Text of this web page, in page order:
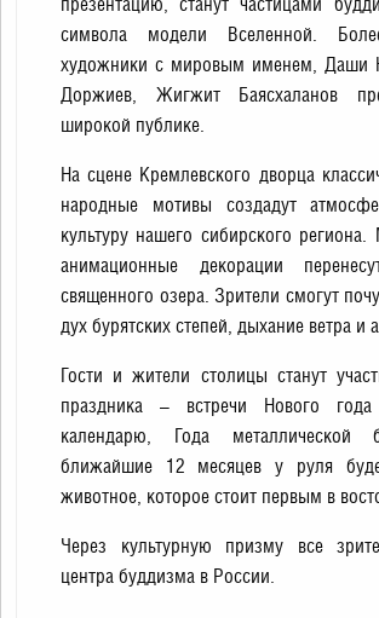
символа модели Вселенной.
художники с мировым именем, Даши
Доржиев, Жигжит Баясхаланов
широкой публике.
На сцене Кремлевского дворца
народные мотивы создадут
культуру нашего сибирского
анимационные декорации
священного озера. Зрители смогут
дух бурятских степей, дыхание ветра и
Гости и жители столицы станут
праздника – встречи Нового
календарю, Года
ближайшие 12 месяцев у руля
животное, которое стоит первым в
Через культурную призму все
центра буддизма в России.